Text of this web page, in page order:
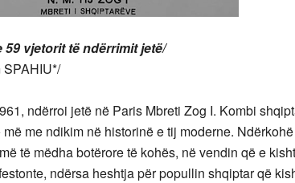
59 vjetorit të ndërrimit jetë/
SPAHIU*/
ndërroi jetë në Paris Mbreti Zog I. Kombi
me ndikim në historinë e tij moderne.
të mëdha botërore të kohës, në vendin që e
ndërsa heshtja për popullin shqiptar që